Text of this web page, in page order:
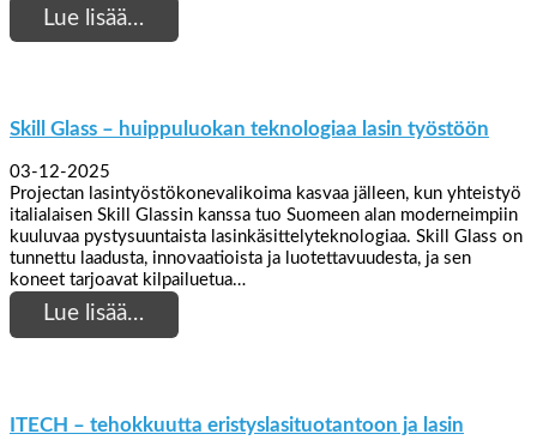
Lue lisää…
Skill Glass – huippuluokan teknologiaa lasin työstöön
03-12-2025
Projectan lasintyöstökonevalikoima kasvaa jälleen, kun yhteistyö
italialaisen Skill Glassin kanssa tuo Suomeen alan moderneimpiin
kuuluvaa pystysuuntaista lasinkäsittelyteknologiaa. Skill Glass on
tunnettu laadusta, innovaatioista ja luotettavuudesta, ja sen
koneet tarjoavat kilpailuetua…
Lue lisää…
ITECH – tehokkuutta eristyslasituotantoon ja lasin